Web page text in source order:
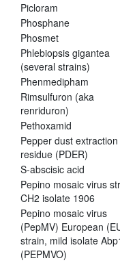
Picloram
Phosphane
Phosmet
Phlebiopsis gigantea
(several strains)
Phenmedipham
Rimsulfuron (aka
renriduron)
Pethoxamid
Pepper dust extraction
residue (PDER)
S-abscisic acid
Pepino mosaic virus
CH2 isolate 1906
Pepino mosaic virus
(PepMV) European
strain, mild isolate
(PEPMVO)